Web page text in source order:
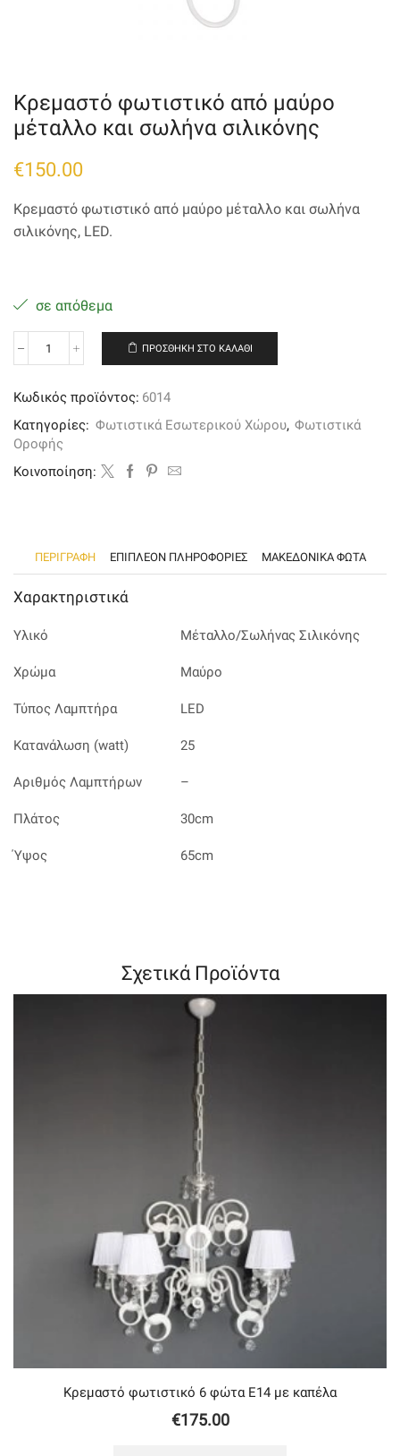
Κρεμαστό φωτιστικό από μαύρο
μέταλλο και σωλήνα σιλικόνης
€150.00
Κρεμαστό φωτιστικό από μαύρο μέταλλο και σωλήνα
σιλικόνης, LED.
σε απόθεμα
Κρεμαστό
μαύρο
μέταλλο
και
σωλήνα
σιλικόνης
ΠΡΟΣΘΉΚΗ ΣΤΟ ΚΑΛΆΘΙ
Κωδικός προϊόντος: 6014
Κατηγορίες: Φωτιστικά Εσωτερικού Χώρου, Φωτιστικά
Οροφής
Kοινοποίηση:
ΠΕΡΙΓΡΑΦΉ ΕΠΙΠΛΈΟΝ ΠΛΗΡΟΦΟΡΊΕΣ ΜΑΚΕΔΟΝΙΚΑ ΦΩΤΑ
Χαρακτηριστικά
Υλικό Μέταλλο/Σωλήνας Σιλικόνης
Χρώμα Μαύρο
Τύπος Λαμπτήρα LED
Κατανάλωση (watt) 25
Αριθμός Λαμπτήρων –
Πλάτος 30cm
Ύψος 65cm
Σχετικά Προϊόντα
Κρεμαστό φωτιστικό 6 φώτα Ε14 με καπέλα
€175.00